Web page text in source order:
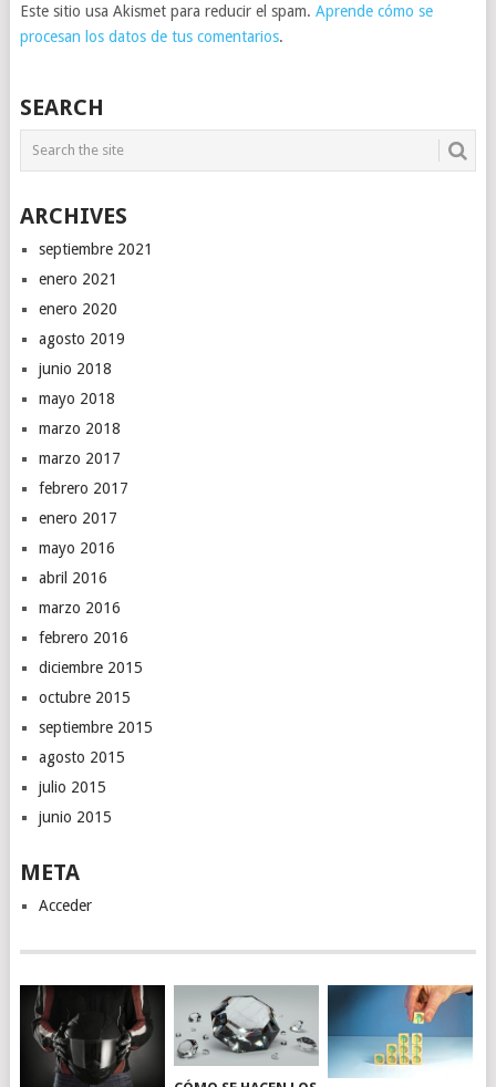
Este sitio usa Akismet para reducir el spam. Aprende cómo se
procesan los datos de tus comentarios.
SEARCH
ARCHIVES
septiembre 2021
enero 2021
enero 2020
agosto 2019
junio 2018
mayo 2018
marzo 2018
marzo 2017
febrero 2017
enero 2017
mayo 2016
abril 2016
marzo 2016
febrero 2016
diciembre 2015
octubre 2015
septiembre 2015
agosto 2015
julio 2015
junio 2015
META
Acceder